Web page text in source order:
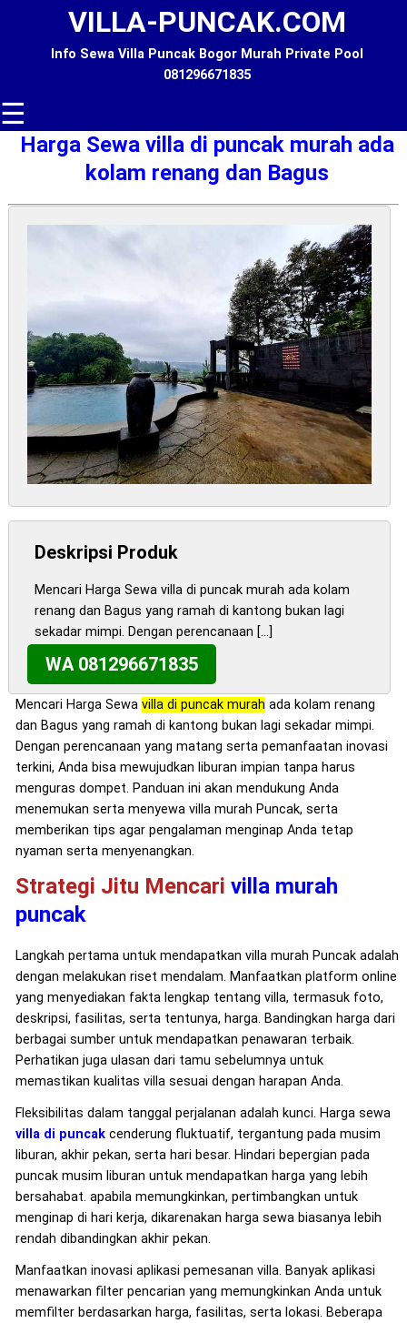
VILLA-PUNCAK.COM
Info Sewa Villa Puncak Bogor Murah Private Pool
081296671835
☰
Harga Sewa villa di puncak murah ada
kolam renang dan Bagus
Deskripsi Produk
Mencari Harga Sewa villa di puncak murah ada kolam
renang dan Bagus yang ramah di kantong bukan lagi
sekadar mimpi. Dengan perencanaan […]
WA 081296671835
Mencari Harga Sewa villa di puncak murah ada kolam renang
dan Bagus yang ramah di kantong bukan lagi sekadar mimpi.
Dengan perencanaan yang matang serta pemanfaatan inovasi
terkini, Anda bisa mewujudkan liburan impian tanpa harus
menguras dompet. Panduan ini akan mendukung Anda
menemukan serta menyewa villa murah Puncak, serta
memberikan tips agar pengalaman menginap Anda tetap
nyaman serta menyenangkan.
Strategi Jitu Mencari villa murah
puncak
Langkah pertama untuk mendapatkan villa murah Puncak adalah
dengan melakukan riset mendalam. Manfaatkan platform online
yang menyediakan fakta lengkap tentang villa, termasuk foto,
deskripsi, fasilitas, serta tentunya, harga. Bandingkan harga dari
berbagai sumber untuk mendapatkan penawaran terbaik.
Perhatikan juga ulasan dari tamu sebelumnya untuk
memastikan kualitas villa sesuai dengan harapan Anda.
Fleksibilitas dalam tanggal perjalanan adalah kunci. Harga sewa
villa di puncakcenderung fluktuatif, tergantung pada musim
liburan, akhir pekan, serta hari besar. Hindari bepergian pada
puncak musim liburan untuk mendapatkan harga yang lebih
bersahabat. apabila memungkinkan, pertimbangkan untuk
menginap di hari kerja, dikarenakan harga sewa biasanya lebih
rendah dibandingkan akhir pekan.
Manfaatkan inovasi aplikasi pemesanan villa. Banyak aplikasi
menawarkan filter pencarian yang memungkinkan Anda untuk
memfilter berdasarkan harga, fasilitas, serta lokasi. Beberapa